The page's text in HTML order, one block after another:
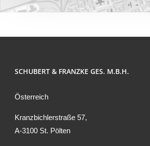
SCHUBERT & FRANZKE GES. M.B.H.
Österreich
Kranzbichlerstraße 57,
A-3100 St. Pölten